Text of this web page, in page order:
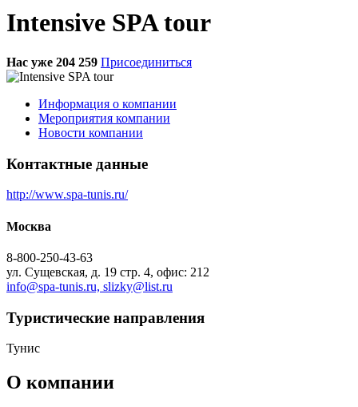
Intensive SPA tour
Нас уже 204 259 Присоединиться
Информация о компании
Мероприятия компании
Новости компании
Контактные данные
http://www.spa-tunis.ru/
Москва
8-800-250-43-63
ул. Сущевская, д. 19 стр. 4, офис: 212
info@spa-tunis.ru, slizky@list.ru
Туристическиe направления
Тунис
О компании